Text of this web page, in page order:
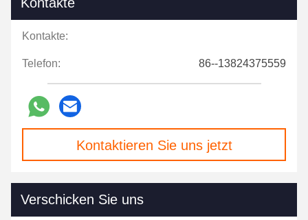
Kontakte:
Telefon: 86--13824375559
Kontaktieren Sie uns jetzt
Verschicken Sie uns